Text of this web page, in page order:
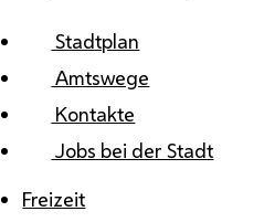
Stadtplan
Amtswege
Kontakte
Jobs bei der Stadt
Freizeit